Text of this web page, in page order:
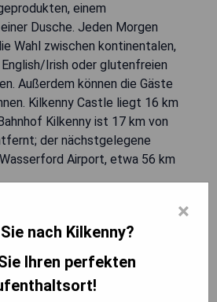
einem
Dusche. Jeden Morgen
Wahl zwischen kontinentalen,
Irish oder glutenfreien
Außerdem können die Gäste
Kilkenny Castle liegt 16 km
Kilkenny ist 17 km von
der nächstgelegene
Airport, etwa 56 km
mit modernen
Umgebung
Gärten
×
nach Kilkenny?
Ihren perfekten